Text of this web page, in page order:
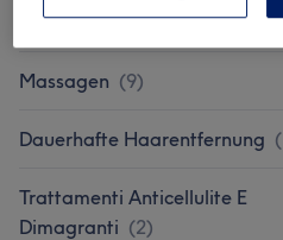
Körperbehandlungen (1)
Massagen (9)
Dauerhafte Haarentfernung (
Trattamenti Anticellulite E
Dimagranti (2)